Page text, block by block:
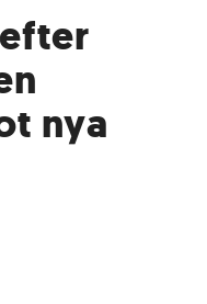
nya